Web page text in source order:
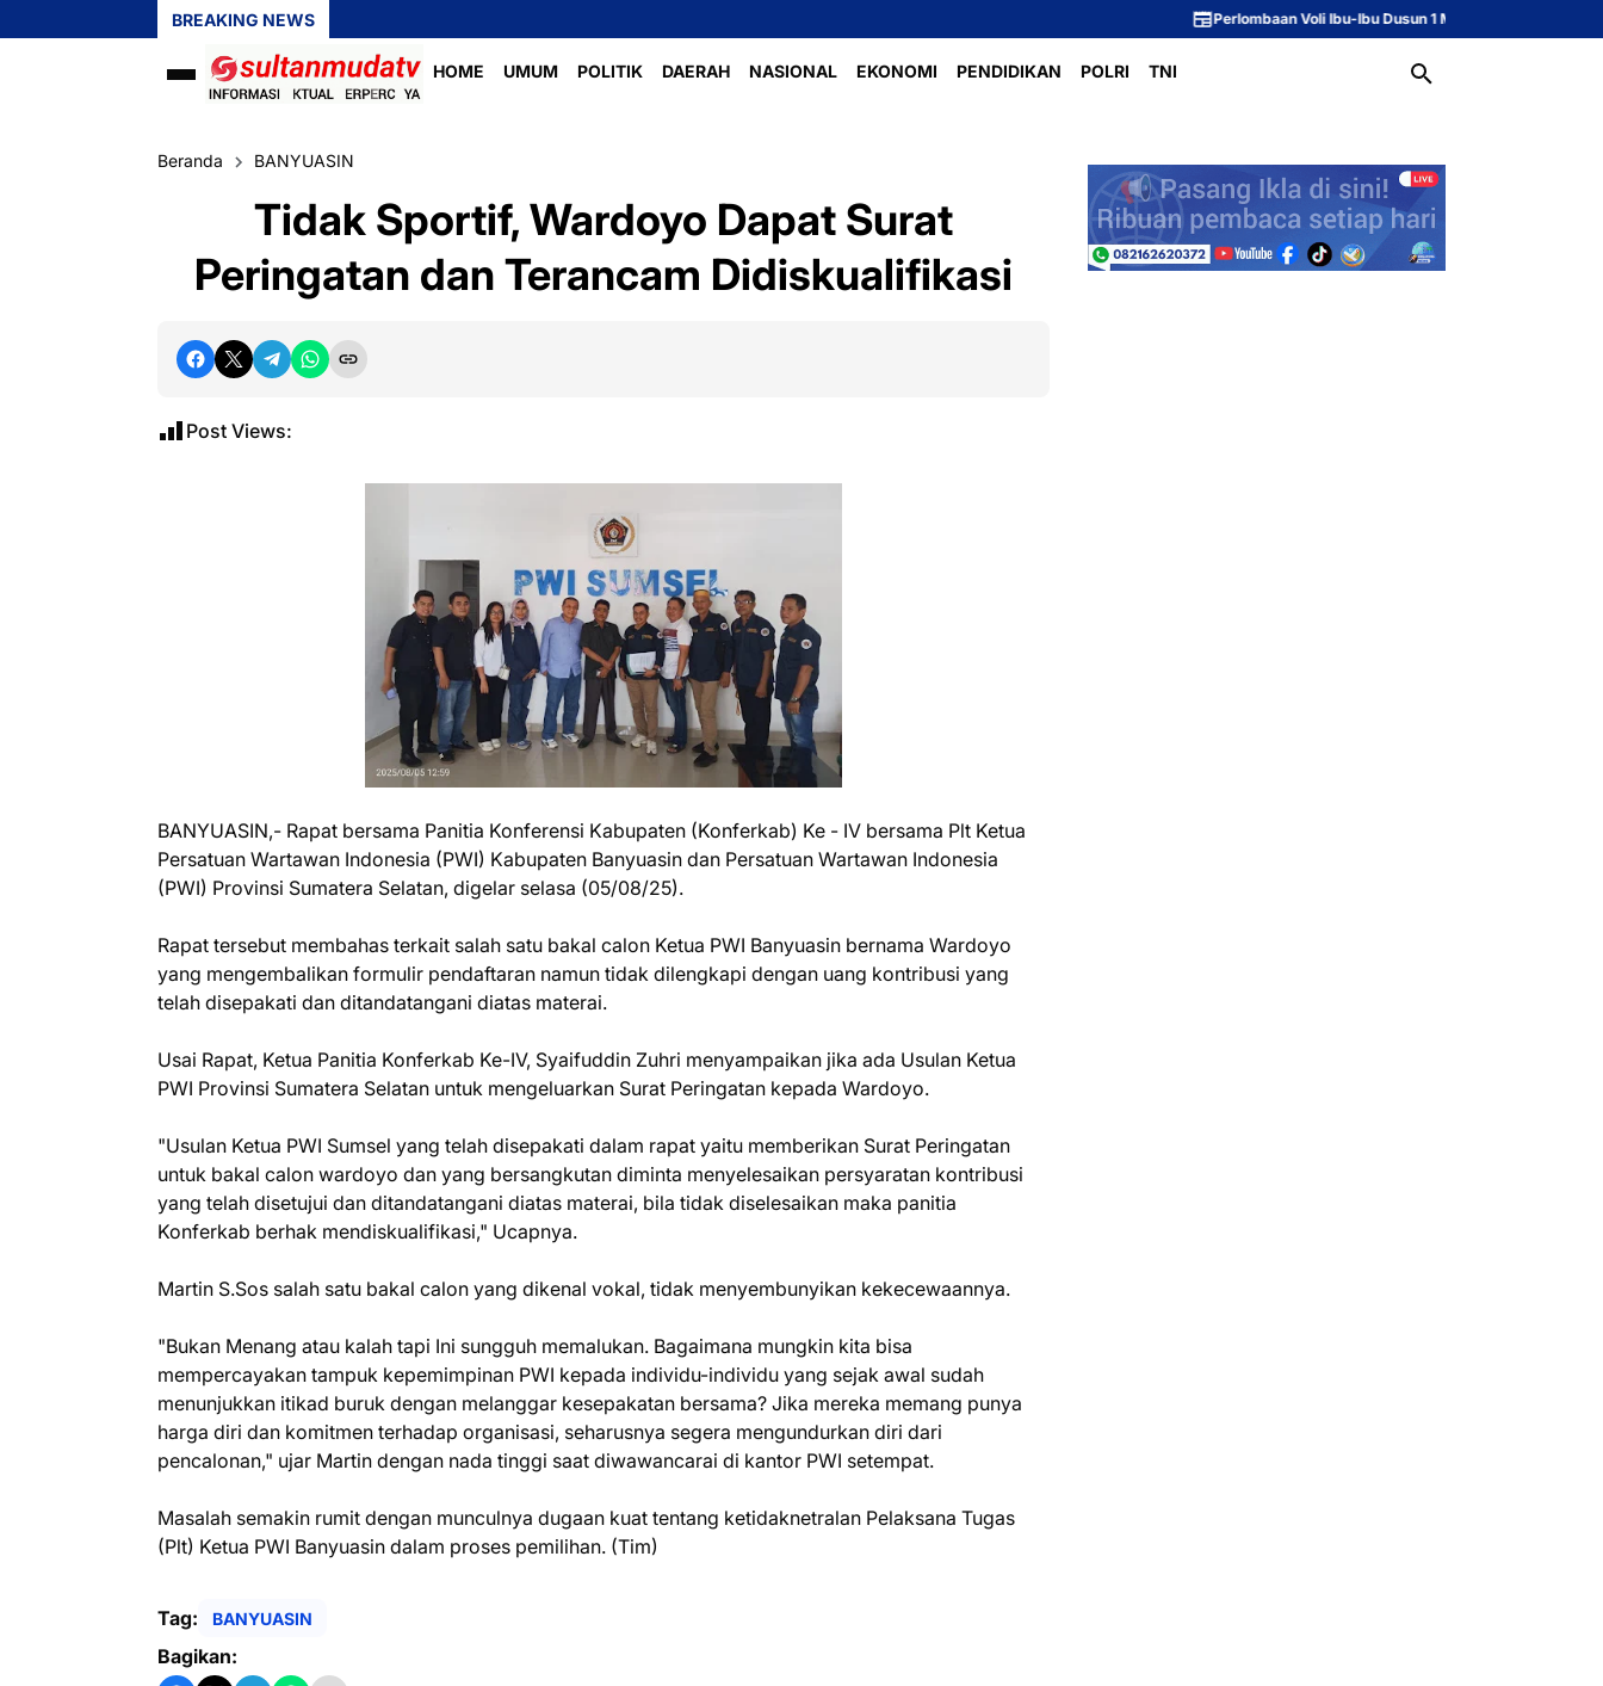
BREAKING NEWS Perlombaan Voli Ibu-Ibu Dusun 1 Meriahkan Peringatan HUT ke-81
HOME UMUM POLITIK DAERAH NASIONAL EKONOMI PENDIDIKAN POLRI TNI
Beranda BANYUASIN
Tidak Sportif, Wardoyo Dapat Surat
Peringatan dan Terancam Didiskualifikasi
Post Views:
BANYUASIN,- Rapat bersama Panitia Konferensi Kabupaten (Konferkab) Ke - IV bersama Plt Ketua
Persatuan Wartawan Indonesia (PWI) Kabupaten Banyuasin dan Persatuan Wartawan Indonesia
(PWI) Provinsi Sumatera Selatan, digelar selasa (05/08/25).
Rapat tersebut membahas terkait salah satu bakal calon Ketua PWI Banyuasin bernama Wardoyo
yang mengembalikan formulir pendaftaran namun tidak dilengkapi dengan uang kontribusi yang
telah disepakati dan ditandatangani diatas materai.
Usai Rapat, Ketua Panitia Konferkab Ke-IV, Syaifuddin Zuhri menyampaikan jika ada Usulan Ketua
PWI Provinsi Sumatera Selatan untuk mengeluarkan Surat Peringatan kepada Wardoyo.
"Usulan Ketua PWI Sumsel yang telah disepakati dalam rapat yaitu memberikan Surat Peringatan
untuk bakal calon wardoyo dan yang bersangkutan diminta menyelesaikan persyaratan kontribusi
yang telah disetujui dan ditandatangani diatas materai, bila tidak diselesaikan maka panitia
Konferkab berhak mendiskualifikasi," Ucapnya.
Martin S.Sos salah satu bakal calon yang dikenal vokal, tidak menyembunyikan kekecewaannya.
"Bukan Menang atau kalah tapi Ini sungguh memalukan. Bagaimana mungkin kita bisa
mempercayakan tampuk kepemimpinan PWI kepada individu-individu yang sejak awal sudah
menunjukkan itikad buruk dengan melanggar kesepakatan bersama? Jika mereka memang punya
harga diri dan komitmen terhadap organisasi, seharusnya segera mengundurkan diri dari
pencalonan," ujar Martin dengan nada tinggi saat diwawancarai di kantor PWI setempat.
Masalah semakin rumit dengan munculnya dugaan kuat tentang ketidaknetralan Pelaksana Tugas
(Plt) Ketua PWI Banyuasin dalam proses pemilihan. (Tim)
Tag: BANYUASIN
Bagikan: